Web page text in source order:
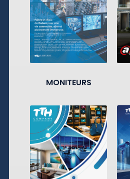
MONITEURS